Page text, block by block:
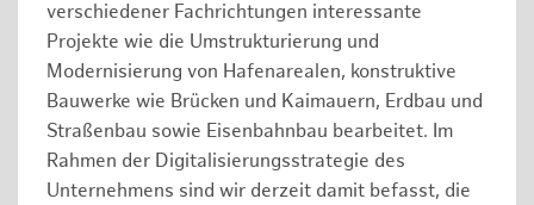
verschiedener Fachrichtungen interessante
Projekte wie die Umstrukturierung und
Modernisierung von Hafenarealen, konstruktive
Bauwerke wie Brücken und Kaimauern, Erdbau und
Straßenbau sowie Eisenbahnbau bearbeitet. Im
Rahmen der Digitalisierungsstrategie des
Unternehmens sind wir derzeit damit befasst, die